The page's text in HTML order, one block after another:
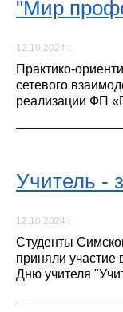
"Мир
12.10.2024 г.
Практико-
сетевого
реализации ФП
Учитель -
12.10.2024 г.
Студенты
приняли участие
Дню учителя